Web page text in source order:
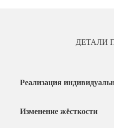
ДЕТАЛИ
Реализация
Изменение жёсткости